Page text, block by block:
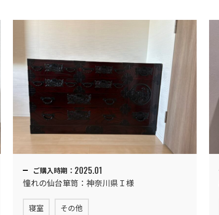
ご購入時期： 2025.01
憧れの仙台箪笥：神奈川県Ｉ様
寝室 その他